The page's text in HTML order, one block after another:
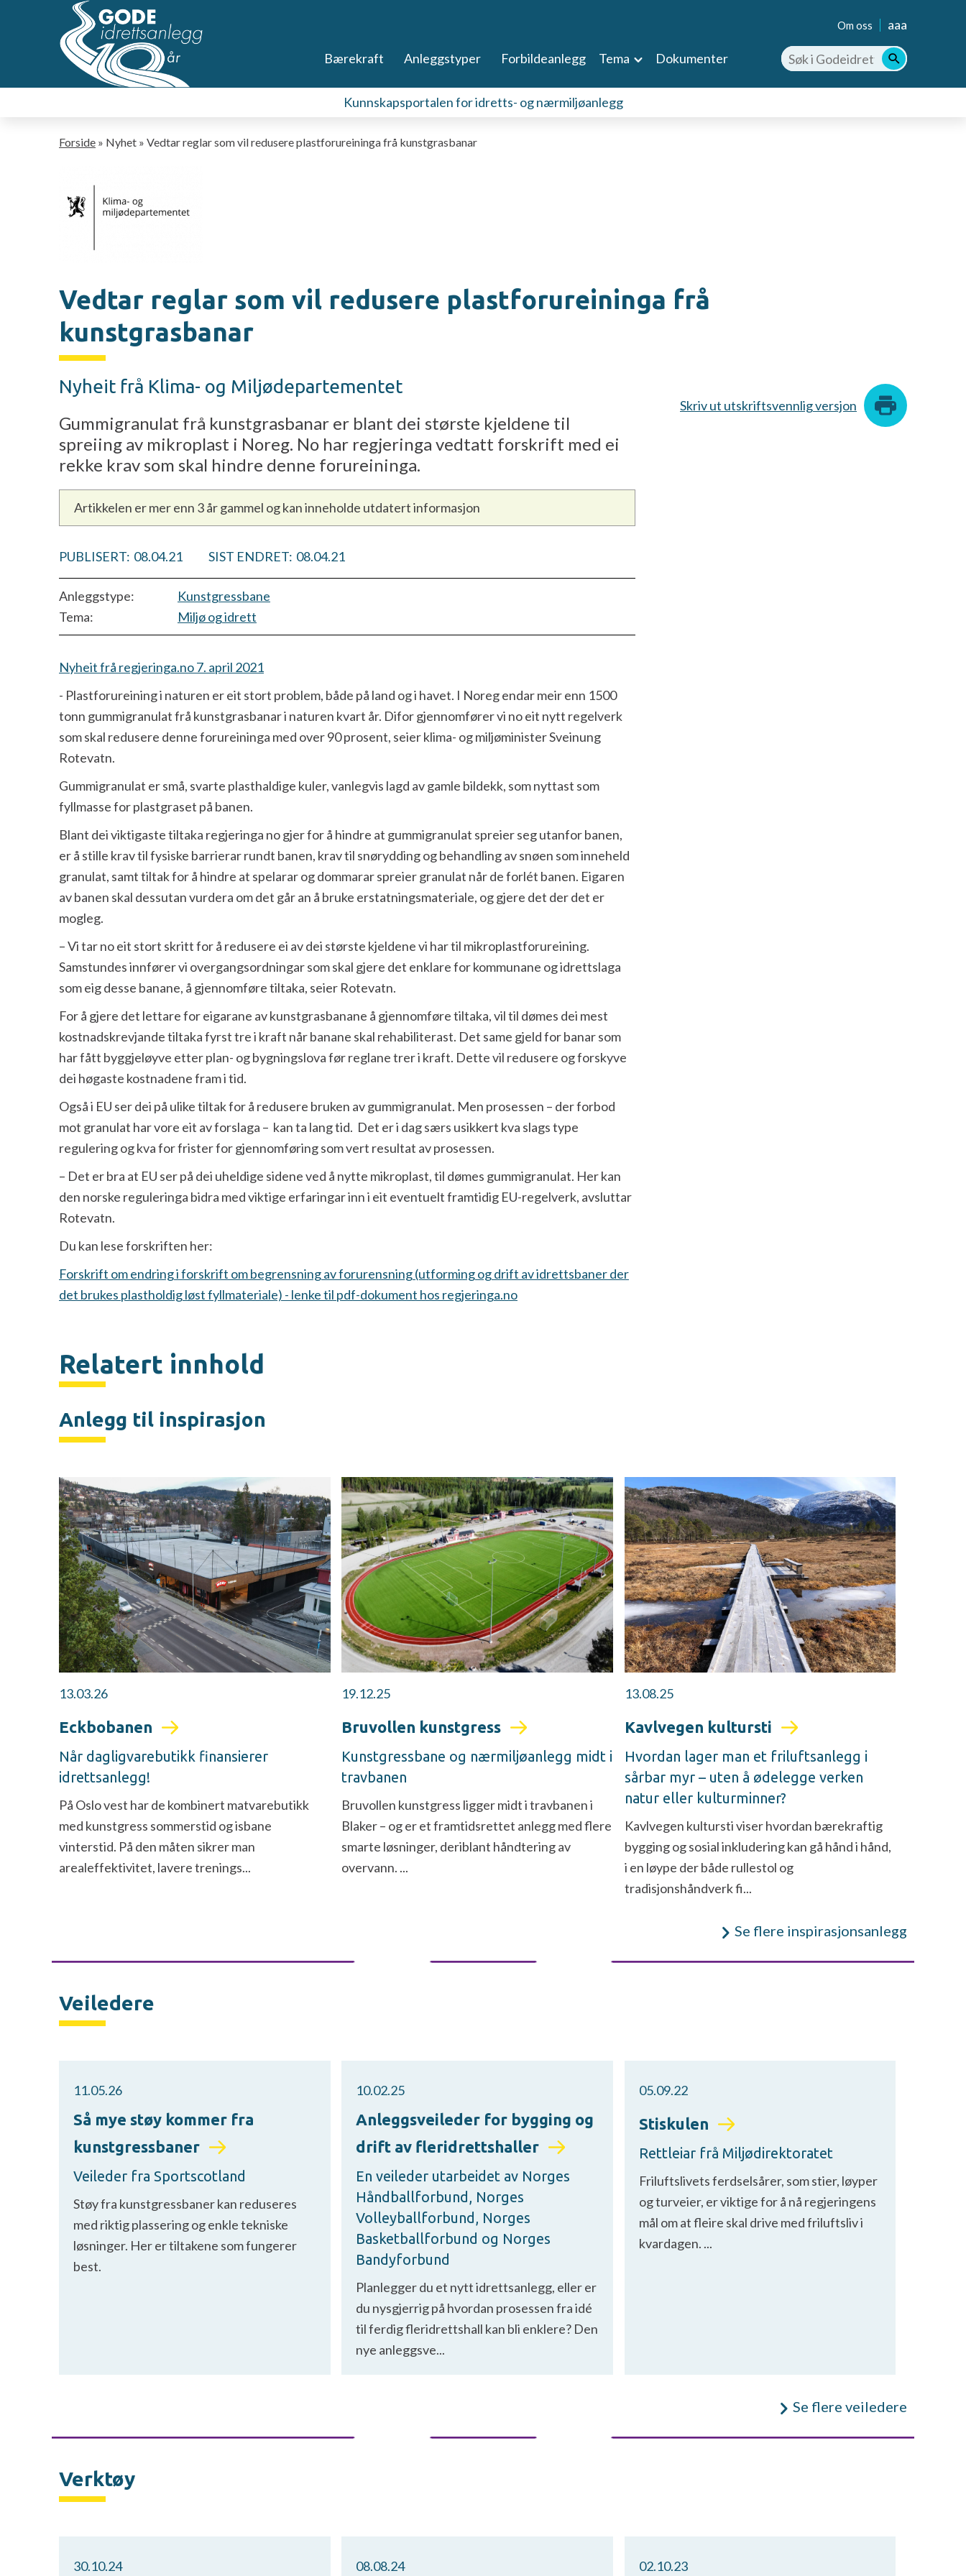
hovedsideinnhold
Om oss aaa
Bærekraft Anleggstyper Forbildeanlegg Tema Dokumenter
Kunnskapsportalen for idretts- og nærmiljøanlegg
Navigasjonssti
Forside Nyhet Vedtar reglar som vil redusere plastforureininga frå kunstgrasbanar
Vedtar reglar som vil redusere plastforureininga frå
kunstgrasbanar
Nyheit frå Klima- og Miljødepartementet
Gummigranulat frå kunstgrasbanar er blant dei største kjeldene til
spreiing av mikroplast i Noreg. No har regjeringa vedtatt forskrift med ei
rekke krav som skal hindre denne forureininga.
Artikkelen er mer enn 3 år gammel og kan inneholde utdatert informasjon
PUBLISERT: 08.04.21 SIST ENDRET: 08.04.21
Anleggstype:
Kunstgressbane
Tema:
Miljø og idrett
Nyheit frå regjeringa.no 7. april 2021
- Plastforureining i naturen er eit stort problem, både på land og i havet. I Noreg endar meir enn 1500
tonn gummigranulat frå kunstgrasbanar i naturen kvart år. Difor gjennomfører vi no eit nytt regelverk
som skal redusere denne forureininga med over 90 prosent, seier klima- og miljøminister Sveinung
Rotevatn.
Gummigranulat er små, svarte plasthaldige kuler, vanlegvis lagd av gamle bildekk, som nyttast som
fyllmasse for plastgraset på banen.
Blant dei viktigaste tiltaka regjeringa no gjer for å hindre at gummigranulat spreier seg utanfor banen,
er å stille krav til fysiske barrierar rundt banen, krav til snørydding og behandling av snøen som inneheld
granulat, samt tiltak for å hindre at spelarar og dommarar spreier granulat når de forlét banen. Eigaren
av banen skal dessutan vurdera om det går an å bruke erstatningsmateriale, og gjere det der det er
mogleg.
– Vi tar no eit stort skritt for å redusere ei av dei største kjeldene vi har til mikroplastforureining.
Samstundes innfører vi overgangsordningar som skal gjere det enklare for kommunane og idrettslaga
som eig desse banane, å gjennomføre tiltaka, seier Rotevatn.
For å gjere det lettare for eigarane av kunstgrasbanane å gjennomføre tiltaka, vil til dømes dei mest
kostnadskrevjande tiltaka fyrst tre i kraft når banane skal rehabiliterast. Det same gjeld for banar som
har fått byggjeløyve etter plan- og bygningslova før reglane trer i kraft. Dette vil redusere og forskyve
dei høgaste kostnadene fram i tid.
Også i EU ser dei på ulike tiltak for å redusere bruken av gummigranulat. Men prosessen – der forbod
mot granulat har vore eit av forslaga – kan ta lang tid. Det er i dag særs usikkert kva slags type
regulering og kva for frister for gjennomføring som vert resultat av prosessen.
– Det er bra at EU ser på dei uheldige sidene ved å nytte mikroplast, til dømes gummigranulat. Her kan
den norske reguleringa bidra med viktige erfaringar inn i eit eventuelt framtidig EU-regelverk, avsluttar
Rotevatn.
Du kan lese forskriften her:
Forskrift om endring i forskrift om begrensning av forurensning (utforming og drift av idrettsbaner der
det brukes plastholdig løst fyllmateriale) - lenke til pdf-dokument hos regjeringa.no
Skriv ut utskriftsvennlig versjon
Relatert innhold
Anlegg til inspirasjon
13.03.26
Eckbobanen
Når dagligvarebutikk finansierer
idrettsanlegg!
På Oslo vest har de kombinert matvarebutikk
med kunstgress sommerstid og isbane
vinterstid. På den måten sikrer man
arealeffektivitet, lavere trenings...
19.12.25
Bruvollen kunstgress
Kunstgressbane og nærmiljøanlegg midt i
travbanen
Bruvollen kunstgress ligger midt i travbanen i
Blaker – og er et framtidsrettet anlegg med flere
smarte løsninger, deriblant håndtering av
overvann. ...
13.08.25
Kavlvegen kultursti
Hvordan lager man et friluftsanlegg i
sårbar myr – uten å ødelegge verken
natur eller kulturminner?
Kavlvegen kultursti viser hvordan bærekraftig
bygging og sosial inkludering kan gå hånd i hånd,
i en løype der både rullestol og
tradisjonshåndverk fi...
Se flere inspirasjonsanlegg
Veiledere
11.05.26
Så mye støy kommer fra
kunstgressbaner
Veileder fra Sportscotland
Støy fra kunstgressbaner kan reduseres
med riktig plassering og enkle tekniske
løsninger. Her er tiltakene som fungerer
best.
10.02.25
Anleggsveileder for bygging og
drift av fleridrettshaller
En veileder utarbeidet av Norges
Håndballforbund, Norges
Volleyballforbund, Norges
Basketballforbund og Norges
Bandyforbund
Planlegger du et nytt idrettsanlegg, eller er
du nysgjerrig på hvordan prosessen fra idé
til ferdig fleridrettshall kan bli enklere? Den
nye anleggsve...
05.09.22
Stiskulen
Rettleiar frå Miljødirektoratet
Friluftslivets ferdselsårer, som stier, løyper
og turveier, er viktige for å nå regjeringens
mål om at fleire skal drive med friluftsliv i
kvardagen. ...
Se flere veiledere
Verktøy
30.10.24 08.08.24 02.10.23